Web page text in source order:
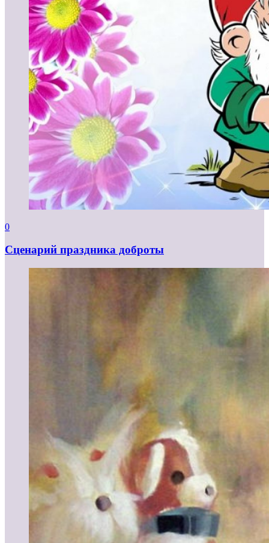
0
Сценарий праздника доброты